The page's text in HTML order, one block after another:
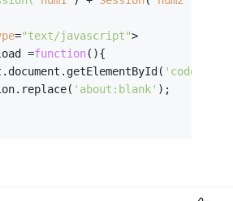
="text/javascript">
=function( ){
'code_pad'
'about:blank'